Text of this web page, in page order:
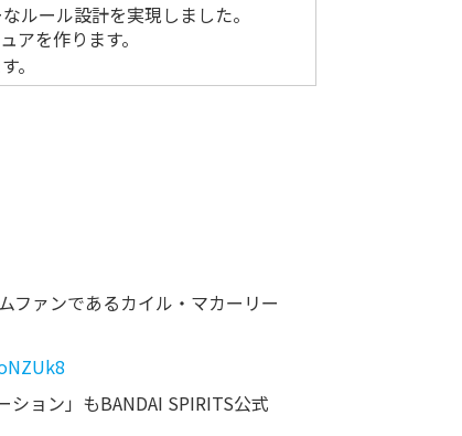
ルール設計を実現しました。
アを作ります。
。
ファンであるカイル・マカーリー
ョン」もBANDAI SPIRITS公式